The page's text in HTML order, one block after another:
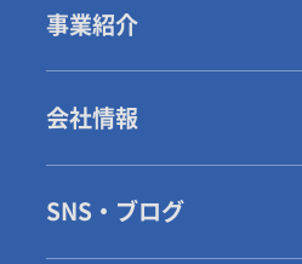
事業紹介
会社情報
SNS・ブログ